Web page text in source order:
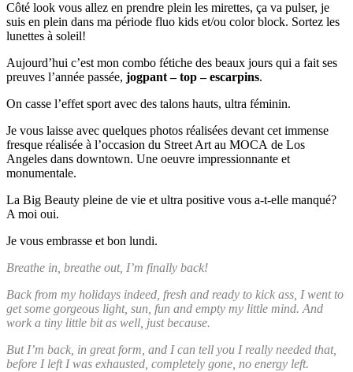
Côté look vous allez en prendre plein les mirettes, ça va pulser, je
suis en plein dans ma période fluo kids et/ou color block. Sortez les
lunettes à soleil!
Aujourd’hui c’est mon combo fétiche des beaux jours qui a fait ses
preuves l’année passée, jogpant – top – escarpins.
On casse l’effet sport avec des talons hauts, ultra féminin.
Je vous laisse avec quelques photos réalisées devant cet immense
fresque réalisée à l’occasion du Street Art au MOCA de Los
Angeles dans downtown. Une oeuvre impressionnante et
monumentale.
La Big Beauty pleine de vie et ultra positive vous a-t-elle manqué?
A moi oui.
Je vous embrasse et bon lundi.
Breathe in, breathe out, I’m finally back!
Back from my holidays indeed, fresh and ready to kick ass, I went to
get some gorgeous light, sun, fun and empty my little mind. And
work a tiny little bit as well, just because.
But I’m back, in great form, and I can tell you I really needed that,
before I left I was exhausted, completely gone, no energy left.